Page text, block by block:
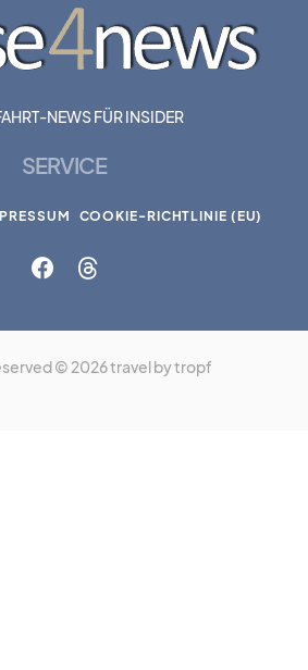
NEWS FÜR INSIDER
SERVICE
COOKIE-RICHTLINIE (EU)
© 2026 travel by tropf